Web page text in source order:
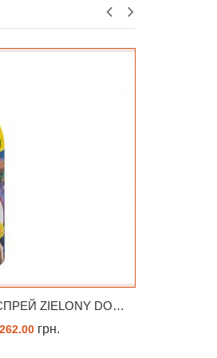
120.00